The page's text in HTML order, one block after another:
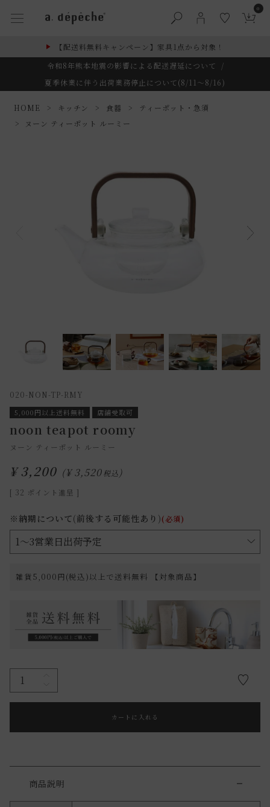
0
【配送料無料キャンペーン】家具1点から対象！
令和8年熊本地震の影響による配送遅延について
/
夏季休業に伴う出荷業務停止について(8/11～8/16)
HOME キッチン 食器
ティーポット・急須
ヌーン ティーポット ルーミー
020-NON-TP-RMY
5,000円以上送料無料 店舗受取可
noon teapot roomy
ヌーン ティーポット ルーミー
¥ 3,200 ¥ 3,520税込
[ 32 ポイント進呈 ]
※納期について(前後する可能性あり)(必須)
雑貨5,000円(税込)以上で送料無料 【対象商品】
カートに入れる
商品説明